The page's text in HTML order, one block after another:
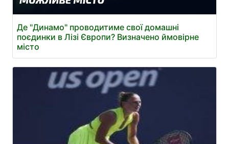
Де "Динамо" проводитиме свої домашні
поєдинки в Лізі Європи? Визначено ймовірне
місто